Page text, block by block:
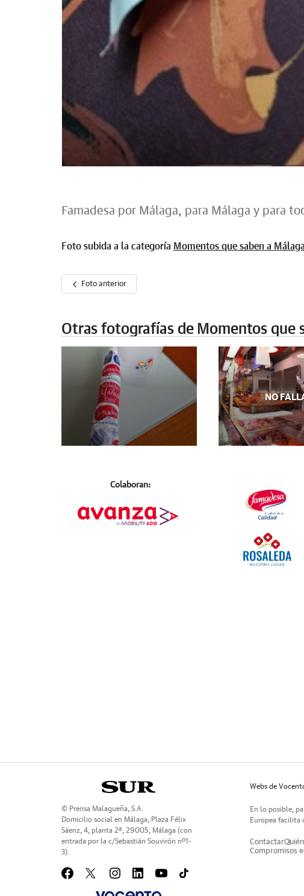
Famadesa por Málaga, para Málaga y para
Foto subida a la categoría Momentos que saben a Málaga
Foto anterior
Otras fotografías de Momentos que
NO
Colaboran:
© Prensa Malagueña, S.A.
Domicilio social en Málaga, Plaza Félix
Sáenz, 4, planta 2ª, 29005, Málaga (con
entrada por la c/Sebastián Souvirón nº1-
3).
Webs de
En lo posible,
Europea facilita
Contactar
Compromisos